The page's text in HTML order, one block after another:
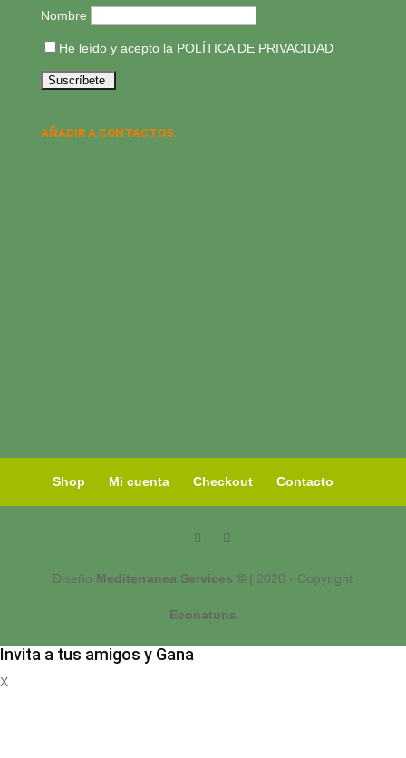
Nombre
He leído y acepto la POLÍTICA DE PRIVACIDAD
AÑADIR A CONTACTOS:
Shop Mi cuenta Checkout Contacto
Diseño Mediterranea Services © | 2020 - Copyright
Econaturis
Invita a tus amigos y Gana
X